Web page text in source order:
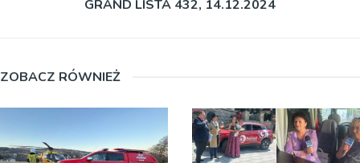
GRAND LISTA 432, 14.12.2024
ZOBACZ RÓWNIEŻ